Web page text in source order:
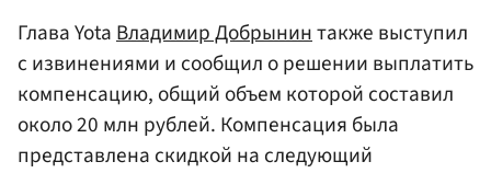
Глава YotaВладимир Добрынинтакже выступил
с извинениями и сообщил о решении выплатить
компенсацию, общий объем которой составил
около 20 млн рублей. Компенсация была
представлена скидкой на следующий